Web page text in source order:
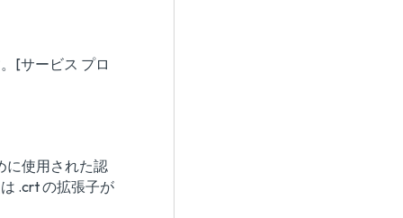
[サービス プロ
に使用された認
.crt の拡張子が